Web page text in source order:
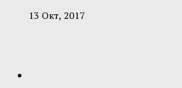
13 Окт, 2017